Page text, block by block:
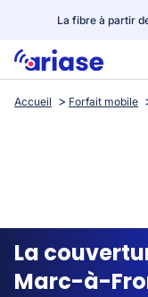
La fibre à partir
Box internet
Streaming
Accueil Forfait mobile
La
Marc-à-